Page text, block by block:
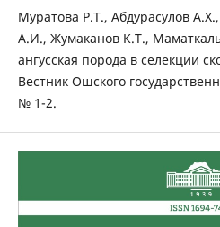
Муратова Р.Т., Абдурасулов
А.И., Жумаканов К.Т.,
ангусская порода в селекции
Вестник Ошского
№ 1-2.